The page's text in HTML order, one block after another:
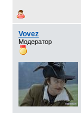
Vovez
Модератор